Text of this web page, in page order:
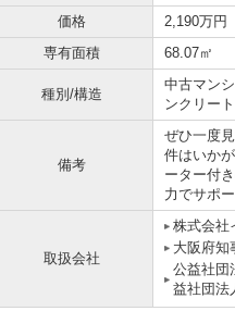
価格 2,190万円
専有面積
68.07㎡
種別/構造
中古マン
ンクリート
備考
ぜひ一度
件はいか
ーター付
力でサポ
取扱会社
株式会社
大阪府知
公益社
益社団